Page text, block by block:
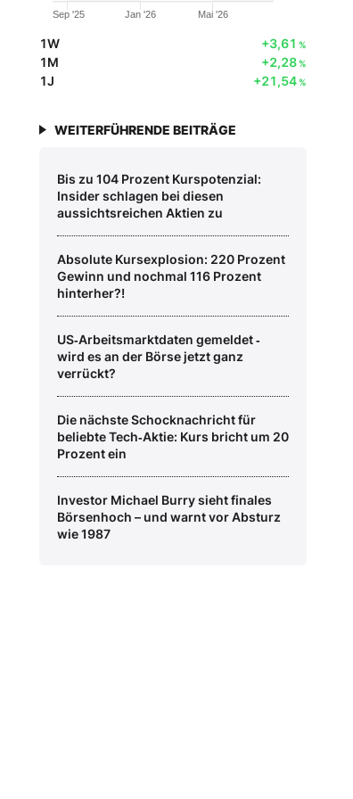
Jan '26
Sep '25 Mai '26
1W +3,61 %
1M +2,28%
1J +21,54%
WEITERFÜHRENDE BEITRÄGE
Bis zu 104 Prozent Kurspotenzial:
Insider schlagen bei diesen
aussichtsreichen Aktien zu
Absolute Kursexplosion: 220 Prozent
Gewinn und nochmal 116 Prozent
hinterher?!
US‑Arbeitsmarktdaten gemeldet ‑
wird es an der Börse jetzt ganz
verrückt?
Die nächste Schocknachricht für
beliebte Tech‑Aktie: Kurs bricht um 20
Prozent ein
Investor Michael Burry sieht finales
Börsenhoch – und warnt vor Absturz
wie 1987